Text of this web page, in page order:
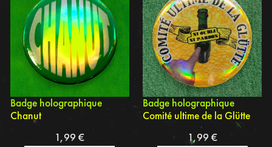
Badge holographique
Chanut
1,99€
Badge holographique
Comité ultime de la Glütte
1,99 €